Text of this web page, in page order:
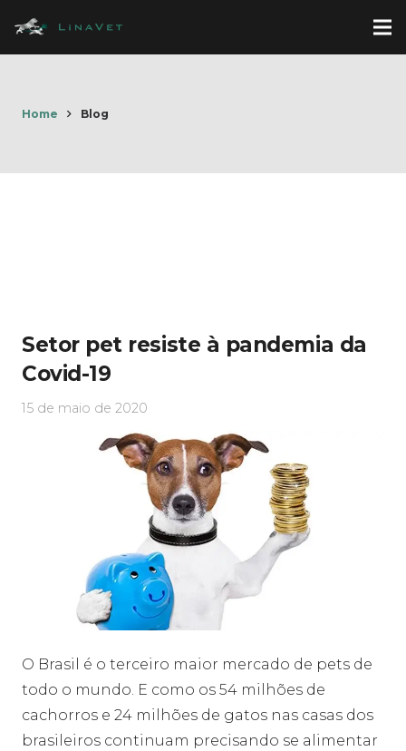
Home Blog
Setor pet resiste à pandemia da
Covid-19
15 de maio de 2020
O Brasil é o terceiro maior mercado de pets de
todo o mundo. E como os 54 milhões de
cachorros e 24 milhões de gatos nas casas dos
brasileiros continuam precisando se alimentar